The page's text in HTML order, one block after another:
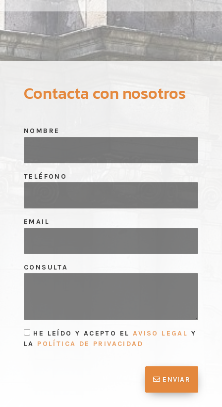
Contacta con nosotros
NOMBRE
TELÉFONO
EMAIL
CONSULTA
HE LEÍDO Y ACEPTO EL AVISO LEGAL Y
LA POLÍTICA DE PRIVACIDAD
ENVIAR